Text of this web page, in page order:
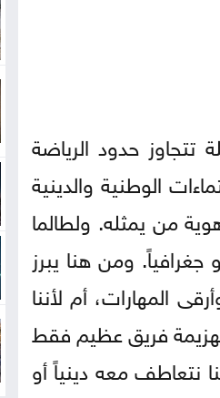
تتجاوز حدود الرياضة
الوطنية والدينية
من يمثله. ولطالما
ومن هنا يبرز
المهارات، أم لأننا
فريق عظيم فقط
نتعاطف معه دينياً أو